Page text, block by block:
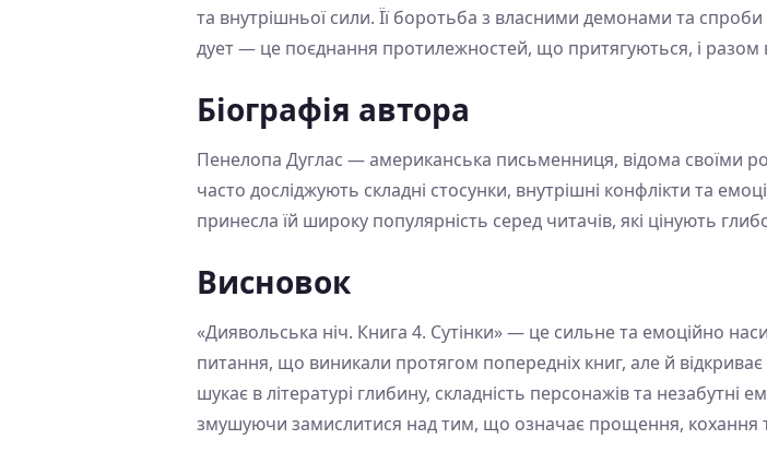
та внутрішньої сили. Її боротьба з власними демонами та спроби
дует — це поєднання протилежностей, що притягуються, і
Біографія автора
Пенелопа Дуглас — американська письменниця, відома своїми
часто досліджують складні стосунки, внутрішні конфлікти та
принесла їй широку популярність серед читачів, які цінують
Висновок
«Диявольська ніч. Книга 4. Сутінки» — це сильне та емоційно
питання, що виникали протягом попередніх книг, але й
шукає в літературі глибину, складність персонажів та незабутні
змушуючи замислитися над тим, що означає прощення, кохання